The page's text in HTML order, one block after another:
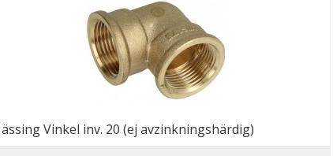
Vinkel inv. 20 (ej avzinkningshärdig)